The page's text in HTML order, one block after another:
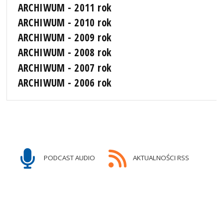
ARCHIWUM - 2011 rok
ARCHIWUM - 2010 rok
ARCHIWUM - 2009 rok
ARCHIWUM - 2008 rok
ARCHIWUM - 2007 rok
ARCHIWUM - 2006 rok
PODCAST AUDIO AKTUALNOŚCI RSS